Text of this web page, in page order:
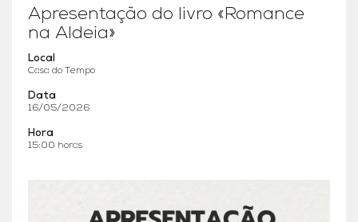
Apresentação do livro «Romance
na Aldeia»
Local
Casa do Tempo
Data
16/05/2026
Hora
15:00 horas